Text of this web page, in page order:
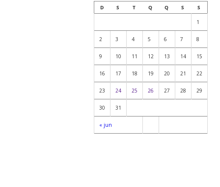
D
S T Q Q S S
« jun
1
2 3 4 5 6 7 8
9 10 11 12 13 14 15
16 17 18 19 20 21 22
23 24 25 26 27 28 29
30 31